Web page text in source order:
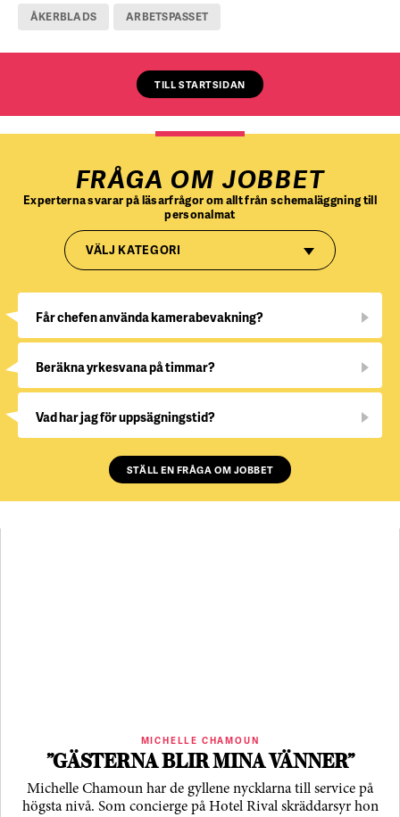
ÅKERBLADS ARBETSPASSET
TILL STARTSIDAN
FRÅGA OM JOBBET
Experterna svarar på läsarfrågor om allt från schemaläggning till
personalmat
VÄLJ KATEGORI
Får chefen använda kamerabevakning?
Beräkna yrkesvana på timmar?
Vad har jag för uppsägningstid?
STÄLL EN FRÅGA OM JOBBET
MICHELLE CHAMOUN
”GÄSTERNA BLIR MINA VÄNNER”
Michelle Chamoun har de gyllene nycklarna till service på
högsta nivå. Som concierge på Hotel Rival skräddarsyr hon